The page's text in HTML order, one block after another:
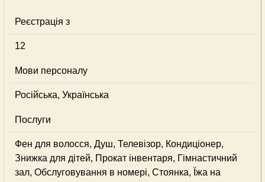
Реєстрація з
12
Мови персоналу
Російська, Українська
Послуги
Фен для волосся, Душ, Телевізор, Кондиціонер,
Знижка для дітей, Прокат інвентаря, Гімнастичний
зал, Обслуговування в номері, Стоянка, Їжа на